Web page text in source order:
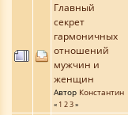
Главный
секрет
гармоничных
отношений
мужчин и
женщин
Автор Константин
« 1 23»